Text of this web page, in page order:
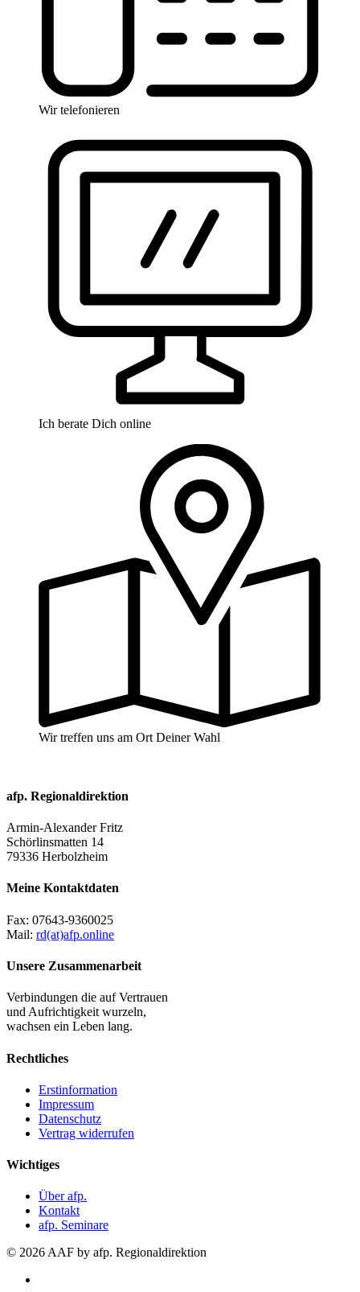
Wir telefonieren
Ich berate Dich online
Wir treffen uns am Ort Deiner Wahl
afp. Regionaldirektion
Armin-Alexander Fritz
Schörlinsmatten 14
79336 Herbolzheim
Meine Kontaktdaten
Fax: 07643-9360025
Mail: rd(at)afp.online
Unsere Zusammenarbeit
Verbindungen die auf Vertrauen
und Aufrichtigkeit wurzeln,
wachsen ein Leben lang.
Rechtliches
Erstinformation
Impressum
Datenschutz
Vertrag widerrufen
Wichtiges
Über afp.
Kontakt
afp. Seminare
© 2026 AAF by afp. Regionaldirektion